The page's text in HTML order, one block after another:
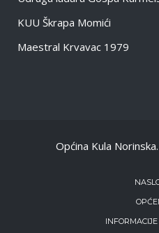
KUU Škrapa Momići
Maestral Krvavac 1979
Općina Kula